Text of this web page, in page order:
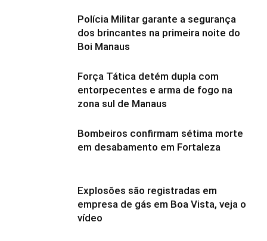
Polícia Militar garante a segurança
dos brincantes na primeira noite do
Boi Manaus
Força Tática detém dupla com
entorpecentes e arma de fogo na
zona sul de Manaus
Bombeiros confirmam sétima morte
em desabamento em Fortaleza
Explosões são registradas em
empresa de gás em Boa Vista, veja o
vídeo